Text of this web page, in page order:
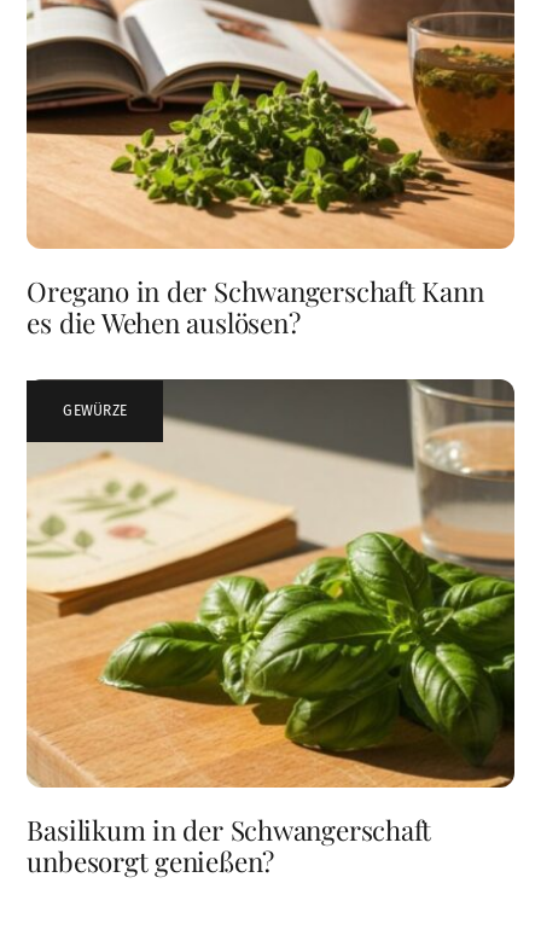
Oregano in der Schwangerschaft Kann
es die Wehen auslösen?
GEWÜRZE
Basilikum in der Schwangerschaft
unbesorgt genießen?